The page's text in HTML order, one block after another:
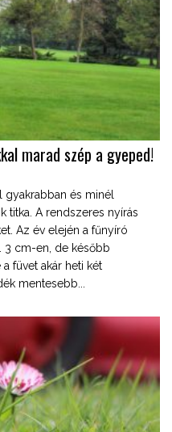
marad szép a gyeped!
gyakrabban és minél
titka. A rendszeres nyírás
Az év elején a fűnyíró
3 cm-en, de később
füvet akár heti két
mentesebb...